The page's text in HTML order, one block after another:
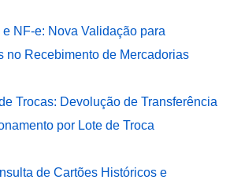
NF-e: Nova Validação para
no Recebimento de Mercadorias
Trocas: Devolução de Transferência
por Lote de Troca
de Cartões Históricos e